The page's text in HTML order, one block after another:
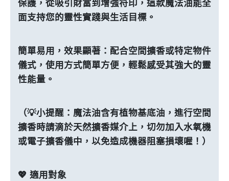
保護，從吸引財富到增強符印，這款魔法油能全
面支持您的靈性實踐與生活目標。
簡單易用，效果顯著：配合空間擴香或特定物件
儀式，使用方式簡單方便，輕鬆感受其強大的靈
性能量。
（💡小提醒：魔法油含有植物基底油，進行空間
擴香時請滴於天然擴香媒介上，切勿加入水氧機
或電子擴香儀中，以免造成機器阻塞損壞喔！）
💖 適用對象